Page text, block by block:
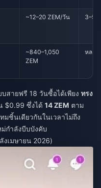
~12–20 ZEM/วัน 3–5
~840–1,050
ZEM
หลา
สายฟรี 18 วันซื้อได้เพียง ทรง
$0.99 ซึ่งได้ 14 ZEM ตาม
มชิ้นเดียวกันในเวลาไม่ถึง
กำลังบีบบังคับ
งเมษายน 2026)